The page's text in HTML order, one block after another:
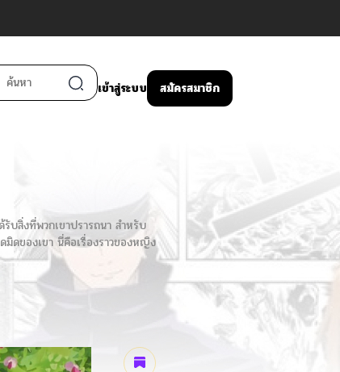
เข้าสู่ระบบ สมัครสมาชิก
บสิ่งที่พวกเขาปรารถนา สำหรับ
มิดของเขา นี่คือเรื่องราวของหญิง